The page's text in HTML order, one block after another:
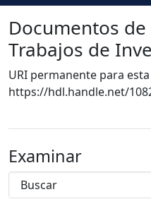
Documentos
Trabajos de
URI permanente para
https://hdl.handle.net/
Examinar